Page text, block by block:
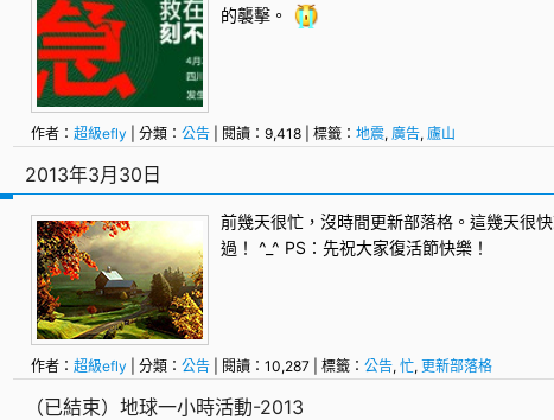
的襲擊。
作者： 超級efly | 分類： 公告 | 閱讀：9,418 | 標籤： 地震, 廣告, 廬山
2013年3月30日
前幾天很忙，沒時間更新部落格。這幾天很
過！ ^_^ PS：先祝大家復活節快樂！
作者： 超級efly | 分類： 公告 | 閱讀：10,287 | 標籤： 公告, 忙, 更新部落格
（已結束）地球一小時活動-2013